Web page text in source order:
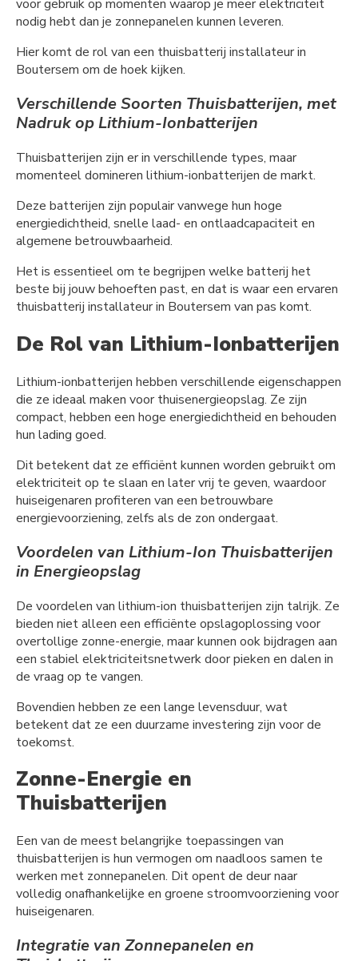
voor gebruik op momenten waarop je meer elektriciteit
nodig hebt dan je zonnepanelen kunnen leveren.
Hier komt de rol van een thuisbatterij installateur in
Boutersem om de hoek kijken.
Verschillende Soorten Thuisbatterijen, met
Nadruk op Lithium-Ionbatterijen
Thuisbatterijen zijn er in verschillende types, maar
momenteel domineren lithium-ionbatterijen de markt.
Deze batterijen zijn populair vanwege hun hoge
energiedichtheid, snelle laad- en ontlaadcapaciteit en
algemene betrouwbaarheid.
Het is essentieel om te begrijpen welke batterij het
beste bij jouw behoeften past, en dat is waar een ervaren
thuisbatterij installateur in Boutersem van pas komt.
De Rol van Lithium-Ionbatterijen
Lithium-ionbatterijen hebben verschillende eigenschappen
die ze ideaal maken voor thuisenergieopslag. Ze zijn
compact, hebben een hoge energiedichtheid en behouden
hun lading goed.
Dit betekent dat ze efficiënt kunnen worden gebruikt om
elektriciteit op te slaan en later vrij te geven, waardoor
huiseigenaren profiteren van een betrouwbare
energievoorziening, zelfs als de zon ondergaat.
Voordelen van Lithium-Ion Thuisbatterijen
in Energieopslag
De voordelen van lithium-ion thuisbatterijen zijn talrijk. Ze
bieden niet alleen een efficiënte opslagoplossing voor
overtollige zonne-energie, maar kunnen ook bijdragen aan
een stabiel elektriciteitsnetwerk door pieken en dalen in
de vraag op te vangen.
Bovendien hebben ze een lange levensduur, wat
betekent dat ze een duurzame investering zijn voor de
toekomst.
Zonne-Energie en
Thuisbatterijen
Een van de meest belangrijke toepassingen van
thuisbatterijen is hun vermogen om naadloos samen te
werken met zonnepanelen. Dit opent de deur naar
volledig onafhankelijke en groene stroomvoorziening voor
huiseigenaren.
Integratie van Zonnepanelen en